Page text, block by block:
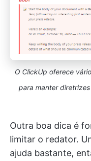
O ClickUp oferece
para manter
Outra boa dica é
limitar o redator.
ajuda bastante,